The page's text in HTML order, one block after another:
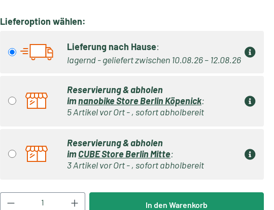
Lieferoption wählen:
Lieferung nach Hause:
lagernd - geliefert zwischen 10.08.26 – 12.08.26
Reservierung & abholen
imnanobike Store Berlin Köpenick:
5 Artikel vor Ort - , sofort abholbereit
Reservierung & abholen
imCUBE Store Berlin Mitte:
3 Artikel vor Ort - , sofort abholbereit
Produkt Anzahl: Gib den gewünschten Wert ein
In den Warenkorb